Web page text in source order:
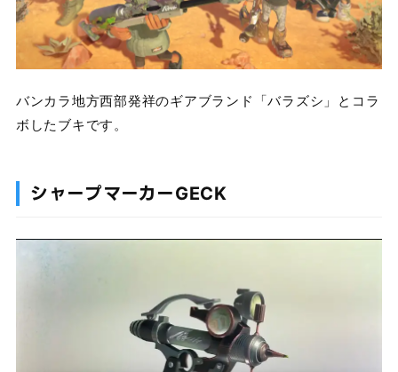
バンカラ地方西部発祥のギアブランド「バラズシ」とコラ
ボしたブキです。
シャープマーカーGECK